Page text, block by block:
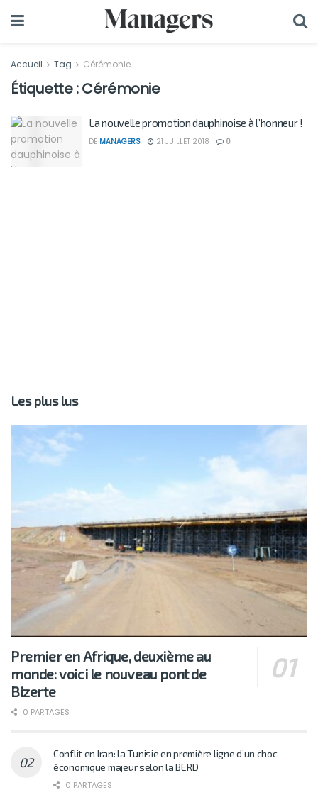
Accueil Tag Cérémonie
Étiquette :Cérémonie
La nouvelle promotion dauphinoise à l’honneur !
DE MANAGERS 21 JUILLET 2018 0
Les plus lus
Premier en Afrique, deuxième au
monde: voici le nouveau pont de
Bizerte
0 PARTAGES
Conflit en Iran: la Tunisie en première ligne d’un choc
économique majeur selon la BERD
0 PARTAGES